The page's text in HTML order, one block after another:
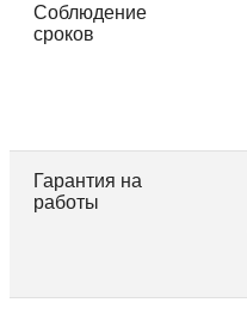
Соблюдение
сроков
Гарантия на
работы